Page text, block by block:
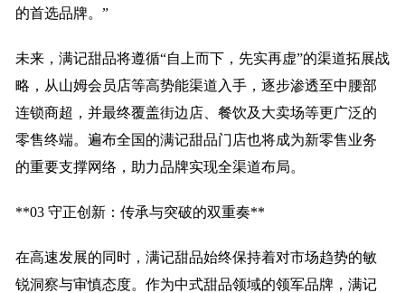
的首选品牌。”
未来，满记甜品将遵循“自上而下，先实再虚”的渠道拓展战
略，从山姆会员店等高势能渠道入手，逐步渗透至中腰部
连锁商超，并最终覆盖街边店、餐饮及大卖场等更广泛的
零售终端。遍布全国的满记甜品门店也将成为新零售业务
的重要支撑网络，助力品牌实现全渠道布局。
**03 守正创新：传承与突破的双重奏**
在高速发展的同时，满记甜品始终保持着对市场趋势的敏
锐洞察与审慎态度。作为中式甜品领域的领军品牌，满记